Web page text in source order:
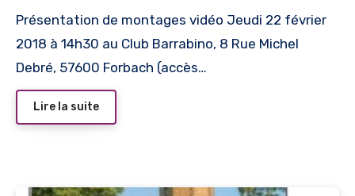
Présentation de montages vidéo Jeudi 22 février
2018 à 14h30 au Club Barrabino, 8 Rue Michel
Debré, 57600 Forbach (accès…
Lire la suite